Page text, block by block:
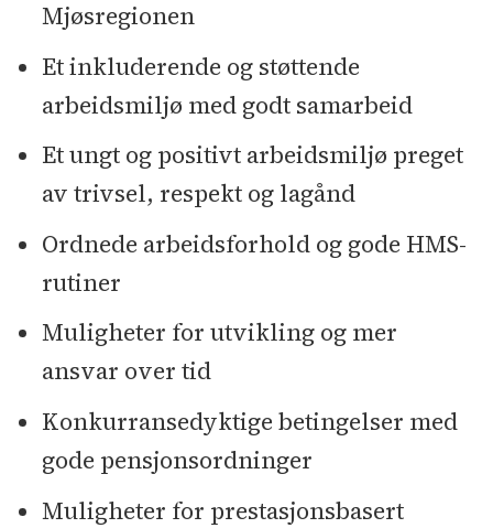
Mjøsregionen
Et inkluderende og støttende
arbeidsmiljø med godt samarbeid
Et ungt og positivt arbeidsmiljø preget
av trivsel, respekt og lagånd
Ordnede arbeidsforhold og gode HMS-
rutiner
Muligheter for utvikling og mer
ansvar over tid
Konkurransedyktige betingelser med
gode pensjonsordninger
Muligheter for prestasjonsbasert